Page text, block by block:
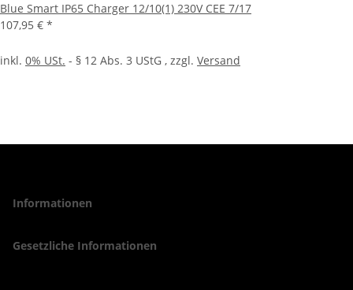
Blue Smart IP65 Charger 12/10(1) 230V CEE 7/17
107,95 € *
inkl. 0% USt. - § 12 Abs. 3 UStG , zzgl. Versand
Informationen
Gesetzliche Informationen